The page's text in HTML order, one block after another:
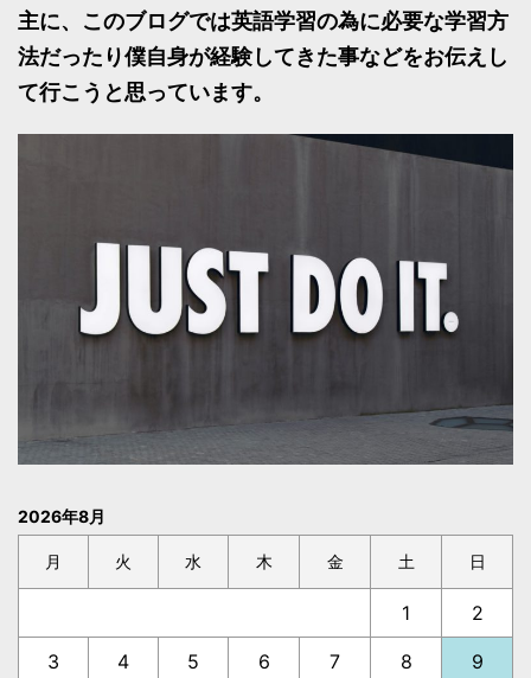
主に、このブログでは英語学習の為に必要な学習方
法だったり僕自身が経験してきた事などをお伝えし
て行こうと思っています。
2026年8月
月 火 水 木 金 土 日
1 2
3 4 5 6 7 8 9